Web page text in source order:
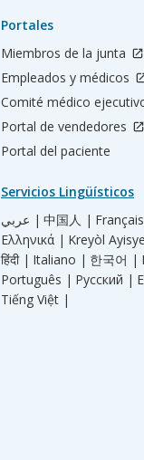
Portales
Miembros de la junta
Empleados y médicos
Comité médico
Portal de vendedores
Portal del paciente
Servicios Lingüísticos
عربي | 中国人 |
Ελληνικά | Kreyòl
हिंदी | Italiano | 한국어 |
Português | Русский |
Tiếng Việt |